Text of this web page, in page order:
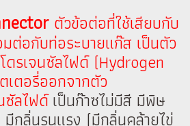
ตัวข้อต่อที่ใช้เสียบกับ
ต่อกับท่อระบายแก๊ส เป็นตัว
ดรเจนซัลไฟด์ (Hydrogen
ตอรี่ออกจากตัว
ซัลไฟด์เป็นก๊าซไม่มีสี มีพิษ
มีกลิ่นรุนแรง (มีกลิ่นคล้ายไข่